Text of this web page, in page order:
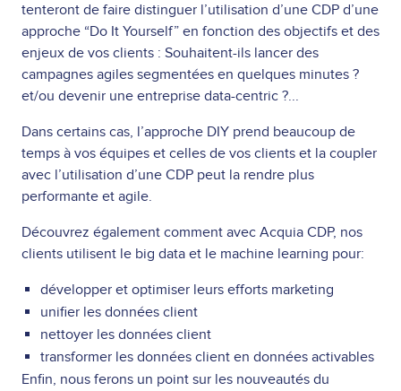
tenteront de faire distinguer l’utilisation d’une CDP d’une
approche “Do It Yourself” en fonction des objectifs et des
enjeux de vos clients : Souhaitent-ils lancer des
campagnes agiles segmentées en quelques minutes ?
et/ou devenir une entreprise data-centric ?...
Dans certains cas, l’approche DIY prend beaucoup de
temps à vos équipes et celles de vos clients et la coupler
avec l’utilisation d’une CDP peut la rendre plus
performante et agile.
Découvrez également comment avec Acquia CDP, nos
clients utilisent le big data et le machine learning pour:
développer et optimiser leurs efforts marketing
unifier les données client
nettoyer les données client
transformer les données client en données activables
Enfin, nous ferons un point sur les nouveautés du